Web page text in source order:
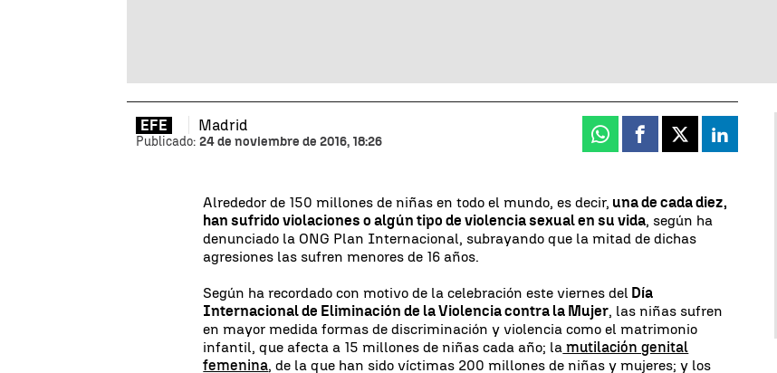
EFE Madrid
Publicado: 24 de noviembre de 2016, 18:26 Whatsapp
Facebook
X Linkedin
Alrededor de 150 millones de niñas en todo el mundo, es decir, una de cada diez,
han sufrido violaciones o algún tipo de violencia sexual en su vida, según ha
denunciado la ONG Plan Internacional, subrayando que la mitad de dichas
agresiones las sufren menores de 16 años.
Según ha recordado con motivo de la celebración este viernes del Día
Internacional de Eliminación de la Violencia contra la Mujer, las niñas sufren
en mayor medida formas de discriminación y violencia como el matrimonio
infantil, que afecta a 15 millones de niñas cada año; la mutilación genital
femenina, de la que han sido víctimas 200 millones de niñas y mujeres; y los